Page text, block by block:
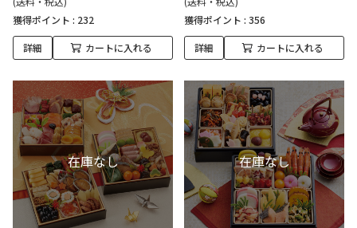
獲得ポイント : 232
詳細 カートに入れる
獲得ポイント : 356
詳細 カートに入れる